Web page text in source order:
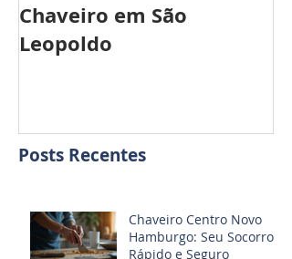
Chaveiro em São
Leopoldo
Posts Recentes
Chaveiro Centro Novo
Hamburgo: Seu Socorro
Rápido e Seguro